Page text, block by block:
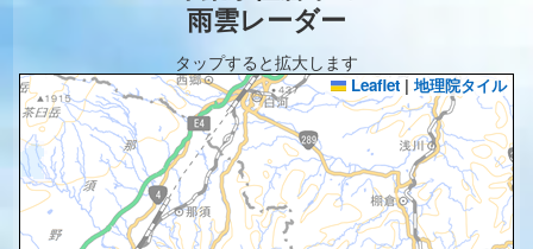
雨雲レーダー
タップすると拡大します
Leaflet | 地理院タイル